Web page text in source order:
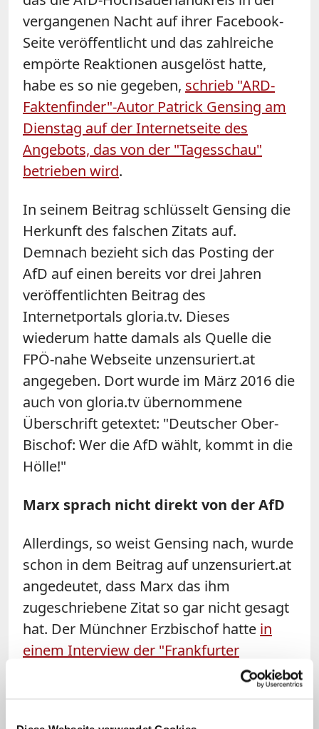
vergangenen Nacht auf ihrer Facebook-
Seite veröffentlicht und das zahlreiche
empörte Reaktionen ausgelöst hatte,
habe es so nie gegeben, schrieb "ARD-
Faktenfinder"-Autor Patrick Gensing am
Dienstag auf der Internetseite des
Angebots, das von der "Tagesschau"
betrieben wird.
In seinem Beitrag schlüsselt Gensing die
Herkunft des falschen Zitats auf.
Demnach bezieht sich das Posting der
AfD auf einen bereits vor drei Jahren
veröffentlichten Beitrag des
Internetportals gloria.tv. Dieses
wiederum hatte damals als Quelle die
FPÖ-nahe Webseite unzensuriert.at
angegeben. Dort wurde im März 2016 die
auch von gloria.tv übernommene
Überschrift getextet: "Deutscher Ober-
Bischof: Wer die AfD wählt, kommt in die
Hölle!"
Marx sprach nicht direkt von der AfD
Allerdings, so weist Gensing nach, wurde
schon in dem Beitrag auf unzensuriert.at
angedeutet, dass Marx das ihm
zugeschriebene Zitat so gar nicht gesagt
hat. Der Münchner Erzbischof hatte in
einem Interview der "Frankfurter
, auf das
sich die Meldung auf unzensuriert.at